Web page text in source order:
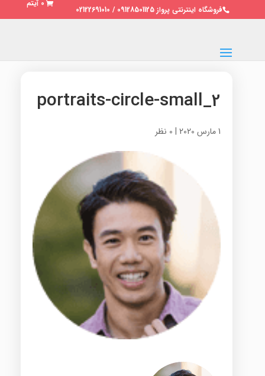
فروشگاه اینترنتی پرواز 09128501125 / 02122691010
0 آیتم
portraits-circle-small_2
1 مارس 2020 | 0 نظر